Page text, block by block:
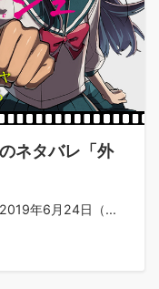
ネタバレ「外
年6月24日（...